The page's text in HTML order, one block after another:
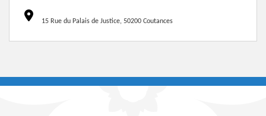
15 Rue du Palais de Justice, 50200 Coutances